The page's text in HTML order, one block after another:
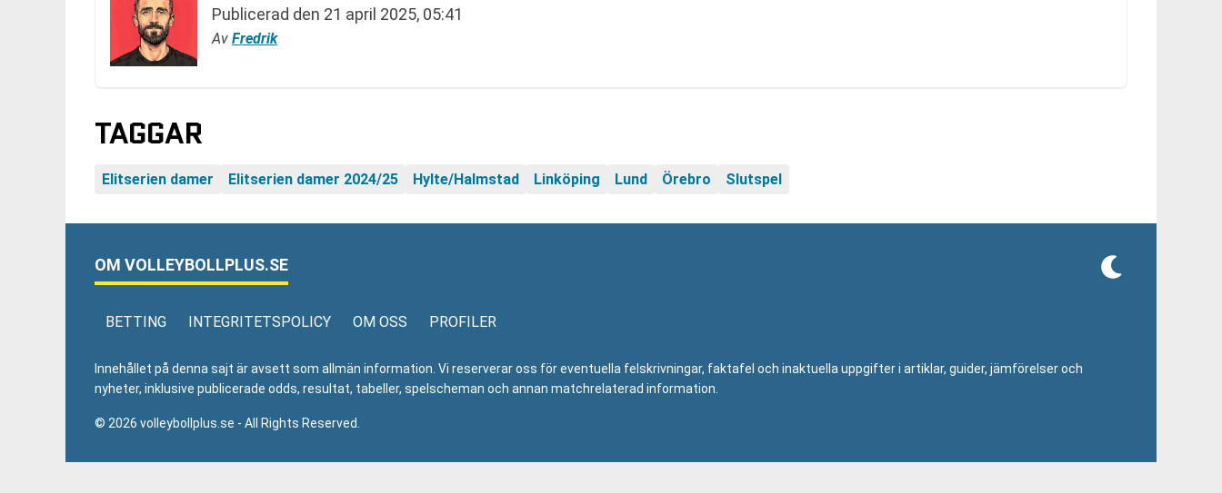
Publicerad den 21 april 2025, 05:41
Av Fredrik
TAGGAR
Elitserien damer Elitserien damer 2024/25 Hylte/Halmstad Linköping Lund Örebro Slutspel
OM VOLLEYBOLLPLUS.SE
BETTING INTEGRITETSPOLICY OM OSS PROFILER
Innehållet på denna sajt är avsett som allmän information. Vi reserverar oss för eventuella felskrivningar, faktafel och inaktuella uppgifter i artiklar, guider, jämförelser och
nyheter, inklusive publicerade odds, resultat, tabeller, spelscheman och annan matchrelaterad information.
© 2026 volleybollplus.se - All Rights Reserved.